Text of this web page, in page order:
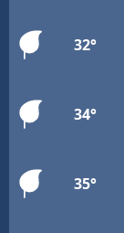
32°
34°
35°